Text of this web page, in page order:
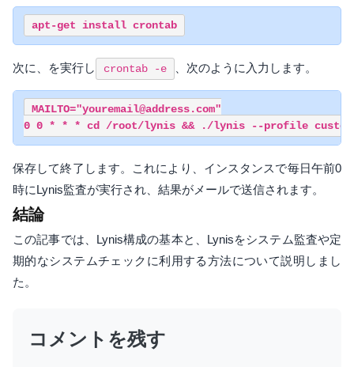
次に、を実行し crontab -e 、次のように入力します。
MAILTO="youremail@address.com"
保存して終了します。これにより、インスタンスで毎日午前0
時にLynis監査が実行され、結果がメールで送信されます。
結論
この記事では、Lynis構成の基本と、Lynisをシステム監査や定
期的なシステムチェックに利用する方法について説明しまし
た。
コメントを残す